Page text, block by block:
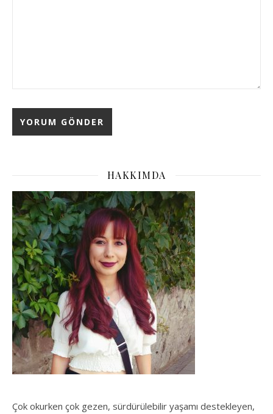
HAKKIMDA
Çok okurken çok gezen, sürdürülebilir yaşamı destekleyen,